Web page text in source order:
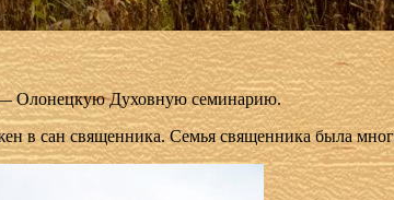
— Оло­нец­кую Ду­хов­ную се­ми­на­рию.
в сан священника. Семья священника была